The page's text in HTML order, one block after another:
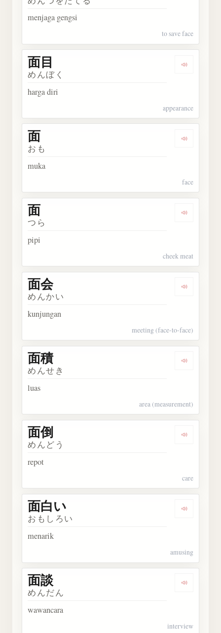
menjaga gengsi
to save face
Dengarkan
面目
めんぼく
harga diri
appearance
Dengarkan
面
おも
muka
face
Dengarkan
面
つら
pipi
cheek meat
Dengarkan
面会
めんかい
kunjungan
meeting (face-to-face)
Dengarkan
面積
めんせき
luas
area (measurement)
Dengarkan
面倒
めんどう
repot
care
面白い
おもしろい
menarik
amusing
Dengarkan
面談
めんだん
wawancara
interview